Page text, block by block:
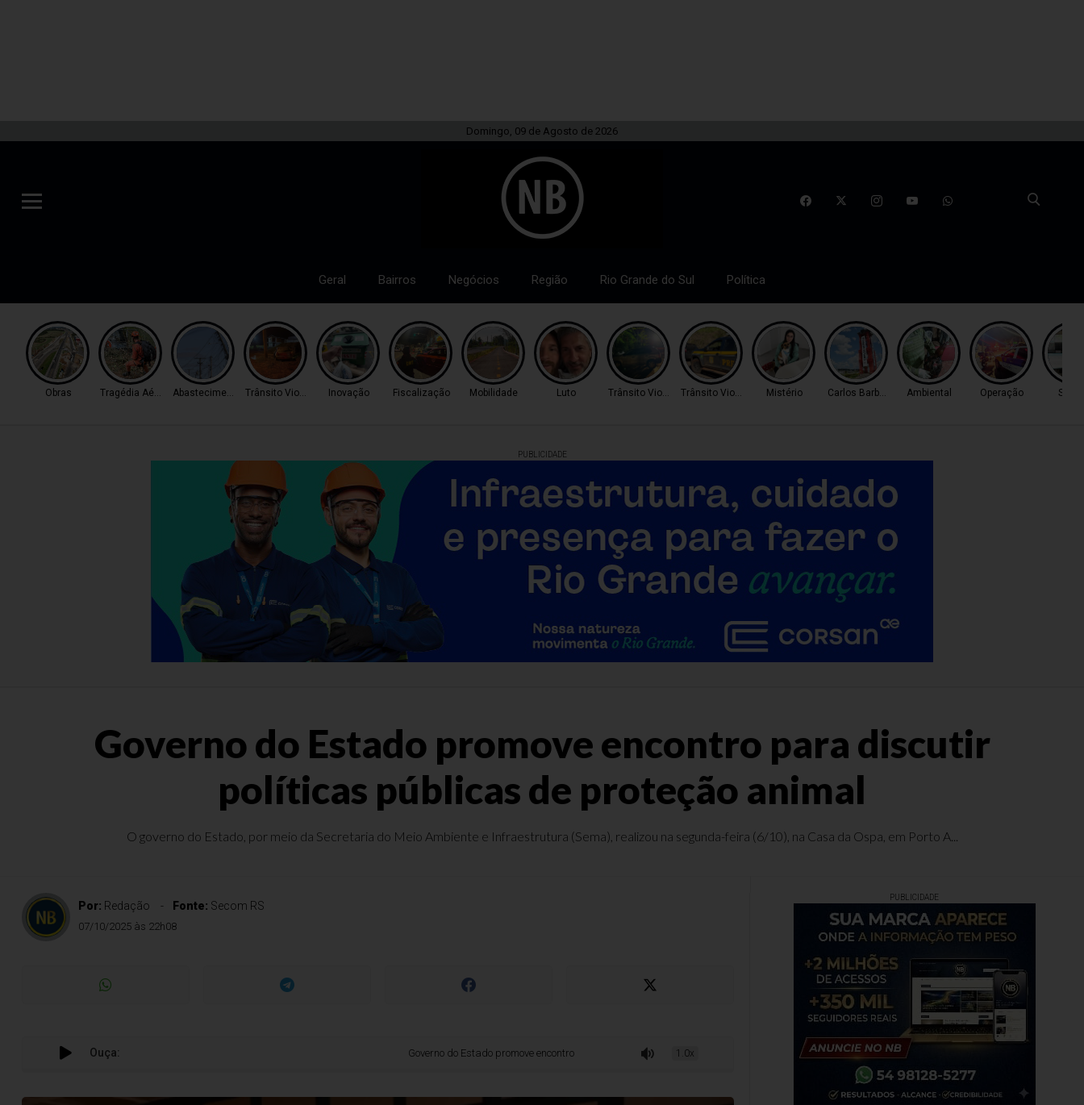
Domingo, 09 de Agosto de 2026
Geral Bairros Negócios Região Rio Grande do Sul Política
Obras Tragédia Aérea Abastecimento Trânsito Violento Inovação Fiscalização Mobilidade Luto Trânsito ViolentoTrânsito Violento Mistério Carlos Barbosa Ambiental Operação
PUBLICIDADE
Governo do Estado promove encontro para discutir
políticas públicas de proteção animal
O governo do Estado, por meio da Secretaria do Meio Ambiente e Infraestrutura (Sema), realizou na segunda-feira (6/10), na Casa da Ospa, em Porto A...
Por: Redação Fonte: Secom RS
07/10/2025 às 22h08
Ouça: Governo do Estado promove encontro para discutir políticas públicas de proteção animal
1.0x
PUBLICIDADE